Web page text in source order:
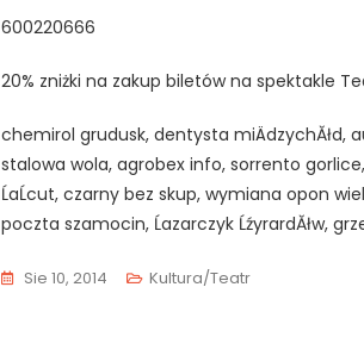
600220666
20% zniżki na zakup biletów na spektakle
chemirol grudusk, dentysta miÄdzychĂłd,
stalowa wola, agrobex info, sorrento
ĹaĹcut, czarny bez skup, wymiana opon
poczta szamocin, Ĺazarczyk ĹźyrardĂłw,
Sie 10, 2014 Kultura/Teatr